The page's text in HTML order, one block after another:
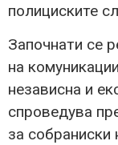
полициските
Започнати се
на
независна и
спроведува
за